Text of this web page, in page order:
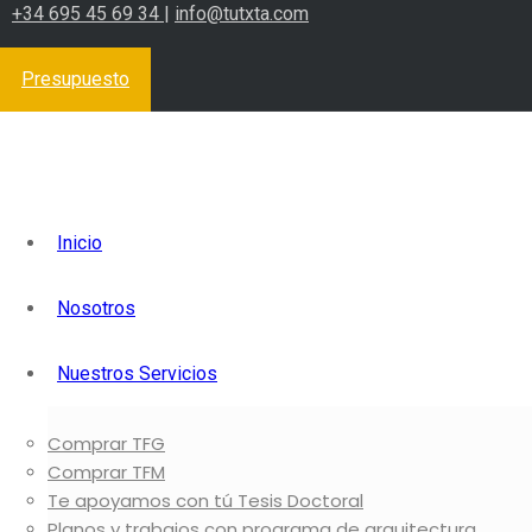
+34 695 45 69 34 | info@tutxta.com
Presupuesto
Inicio
Nosotros
Nuestros Servicios
Comprar TFG
Comprar TFM
Te apoyamos con tú Tesis Doctoral
Edit this content, replacing it with the content
https://www.wpzinc.com/documentation/